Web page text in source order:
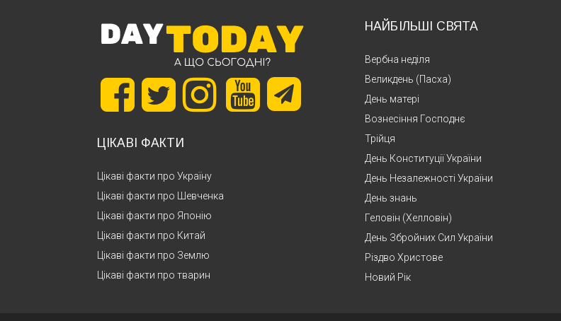
ЦІКАВІ ФАКТИ
Цікаві факти про Україну
Цікаві факти про Шевченка
Цікаві факти про Японію
Цікаві факти про Китай
Цікаві факти про Землю
Цікаві факти про тварин
НАЙБІЛЬШІ СВЯТА
Вербна неділя
Великдень (Пасха)
День матері
Вознесіння Господнє
Трійця
День Конституції України
День Незалежності України
День знань
Геловін (Хелловін)
День Збройних Сил України
Різдво Христове
Новий Рік